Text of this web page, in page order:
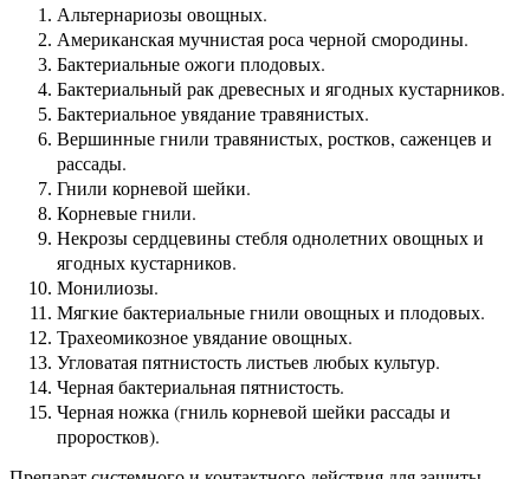
Альтернариозы овощных.
Американская мучнистая роса черной смородины.
Бактериальные ожоги плодовых.
Бактериальный рак древесных и ягодных кустарников.
Бактериальное увядание травянистых.
Вершинные гнили травянистых, ростков, саженцев и
рассады.
Гнили корневой шейки.
Корневые гнили.
Некрозы сердцевины стебля однолетних овощных и
ягодных кустарников.
Монилиозы.
Мягкие бактериальные гнили овощных и плодовых.
Трахеомикозное увядание овощных.
Угловатая пятнистость листьев любых культур.
Черная бактериальная пятнистость.
Черная ножка (гниль корневой шейки рассады и
проростков).